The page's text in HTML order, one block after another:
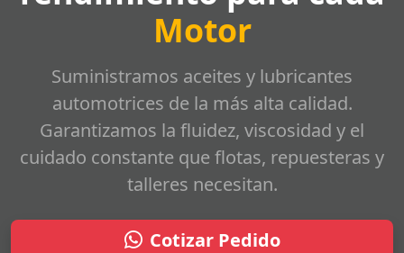
Motor
Suministramos aceites y lubricantes
automotrices de la más alta calidad.
Garantizamos la fluidez, viscosidad y el
cuidado constante que flotas, repuesteras y
talleres necesitan.
Cotizar Pedido